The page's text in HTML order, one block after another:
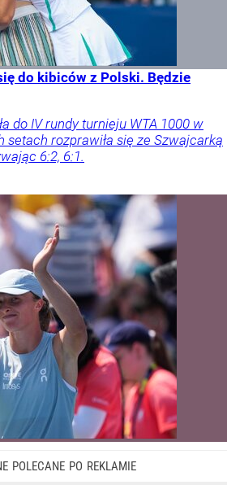
do kibiców z Polski. Będzie
do IV rundy turnieju WTA 1000 w
setach rozprawiła się ze Szwajcarką
6:2, 6:1.